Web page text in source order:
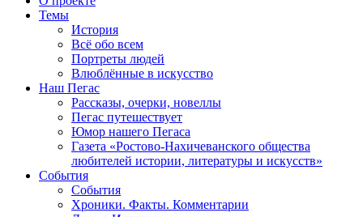
Темы
История
Всё обо всем
Портреты людей
Влюблённые в искусство
Наш Пегас
Рассказы, очерки, новеллы
Пегас путешествует
Юмор нашего Пегаса
Газета «Ростово-Нахичеванского общества
любителей истории, литературы и искусств»
События
События
Хроники. Факты. Комментарии